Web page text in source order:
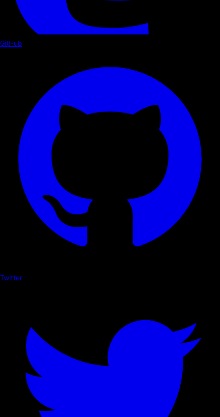
GitHub
Twitter